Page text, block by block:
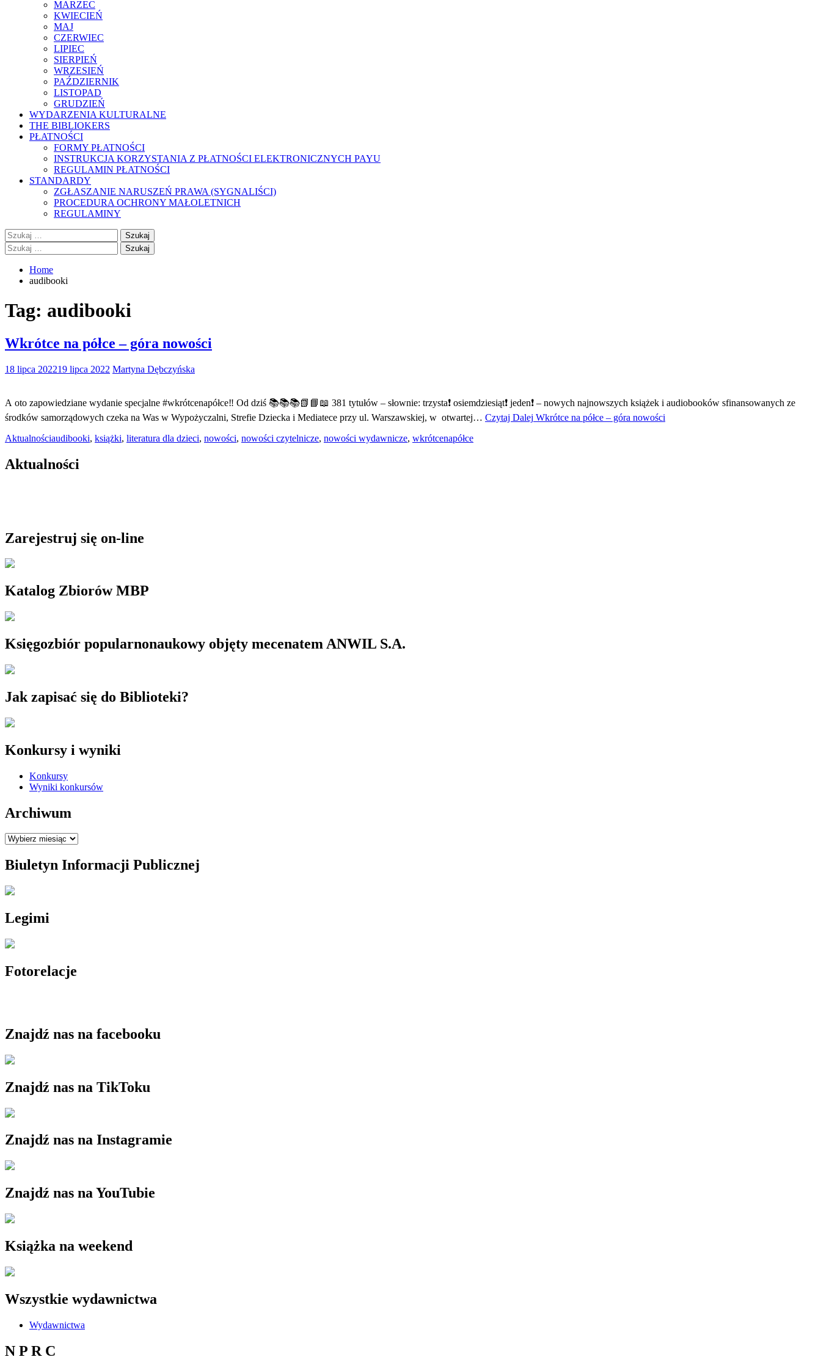
MARZEC
KWIECIEŃ
MAJ
CZERWIEC
LIPIEC
SIERPIEŃ
WRZESIEŃ
PAŹDZIERNIK
LISTOPAD
GRUDZIEŃ
WYDARZENIA KULTURALNE
THE BIBLIOKERS
PŁATNOŚCI
FORMY PŁATNOŚCI
INSTRUKCJA KORZYSTANIA Z PŁATNOŚCI ELEKTRONICZNYCH PAYU
REGULAMIN PŁATNOŚCI
STANDARDY
ZGŁASZANIE NARUSZEŃ PRAWA (SYGNALIŚCI)
PROCEDURA OCHRONY MAŁOLETNICH
REGULAMINY
Szukaj:
Szukaj:
Home
audibooki
Tag: audibooki
Wkrótce na półce – góra nowości
18 lipca 202219 lipca 2022 Martyna Dębczyńska
A oto zapowiedziane wydanie specjalne #wkrótcenapółce‼️ Od dziś 📚📚📚📗📘📖 381 tytułów – słownie: trzysta❗️ osiemdziesiąt❗️ jeden❗️ – nowych najnowszych książek i audiobooków sfinansowanych ze
środków samorządowych czeka na Was w Wypożyczalni, Strefie Dziecka i Mediatece przy ul. Warszawskiej, w otwartej… Czytaj Dalej Wkrótce na półce – góra nowości
Aktualnościaudibooki, książki, literatura dla dzieci, nowości, nowości czytelnicze, nowości wydawnicze, wkrótcenapółce
Aktualności
Zarejestruj się on-line
Katalog Zbiorów MBP
Księgozbiór popularnonaukowy objęty mecenatem ANWIL S.A.
Jak zapisać się do Biblioteki?
Konkursy i wyniki
Konkursy
Wyniki konkursów
Archiwum
Archiwum
Biuletyn Informacji Publicznej
Legimi
Fotorelacje
Znajdź nas na facebooku
Znajdź nas na TikToku
Znajdź nas na Instagramie
Znajdź nas na YouTubie
Książka na weekend
Wszystkie wydawnictwa
Wydawnictwa
N P R C